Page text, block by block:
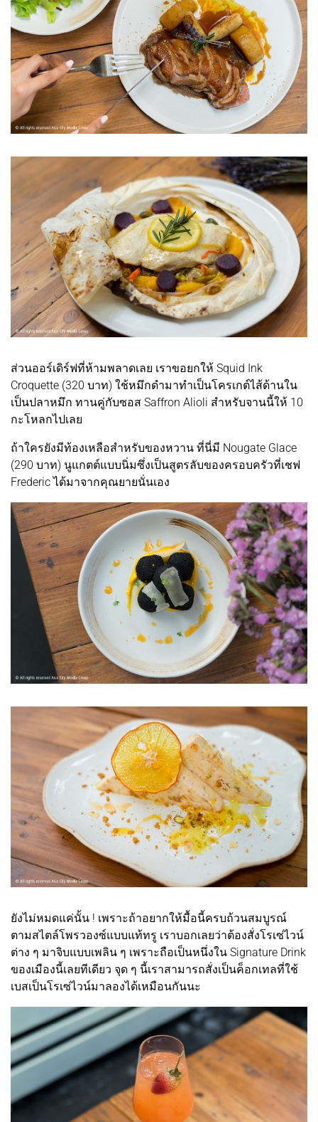
ส่วนออร์เดิร์ฟที่ห้ามพลาดเลย เราขอยกให้ Squid Ink
Croquette (320 บาท) ใช้หมึกดำมาทำเป็นโครเกต์ไส้ด้านใน
เป็นปลาหมึก ทานคู่กับซอส Saffron Alioli สำหรับจานนี้ให้ 10
กะโหลกไปเลย
ถ้าใครยังมีท้องเหลือสำหรับของหวาน ที่นี่มี Nougate Glace
(290 บาท) นูแกตต์แบบนิ่มซึ่งเป็นสูตรลับของครอบครัวที่เชฟ
Frederic ได้มาจากคุณยายนั่นเอง
ยังไม่หมดแค่นั้น ! เพราะถ้าอยากให้มื้อนี้ครบถ้วนสมบูรณ์
ตามสไตล์โพรวองซ์แบบแท้ทรู เราบอกเลยว่าต้องสั่งโรเซ่ไวน์
ต่าง ๆ มาจิบแบบเพลิน ๆ เพราะถือเป็นหนึ่งใน Signature Drink
ของเมืองนี้เลยทีเดียว จุด ๆ นี้เราสามารถสั่งเป็นค็อกเทลที่ใช้
เบสเป็นโรเซ่ไวน์มาลองได้เหมือนกันนะ